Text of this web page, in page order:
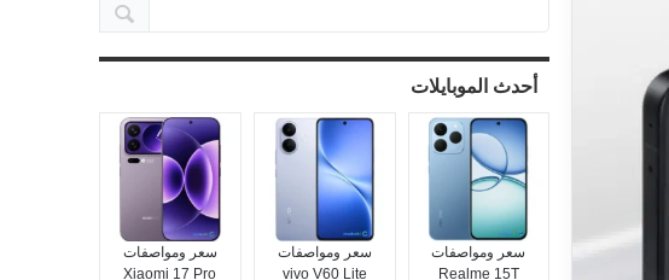
أحدث الموبايلات
سعر ومواصفات
Realme 15T
سعر ومواصفات
vivo V60 Lite
سعر ومواصفات
Xiaomi 17 Pro